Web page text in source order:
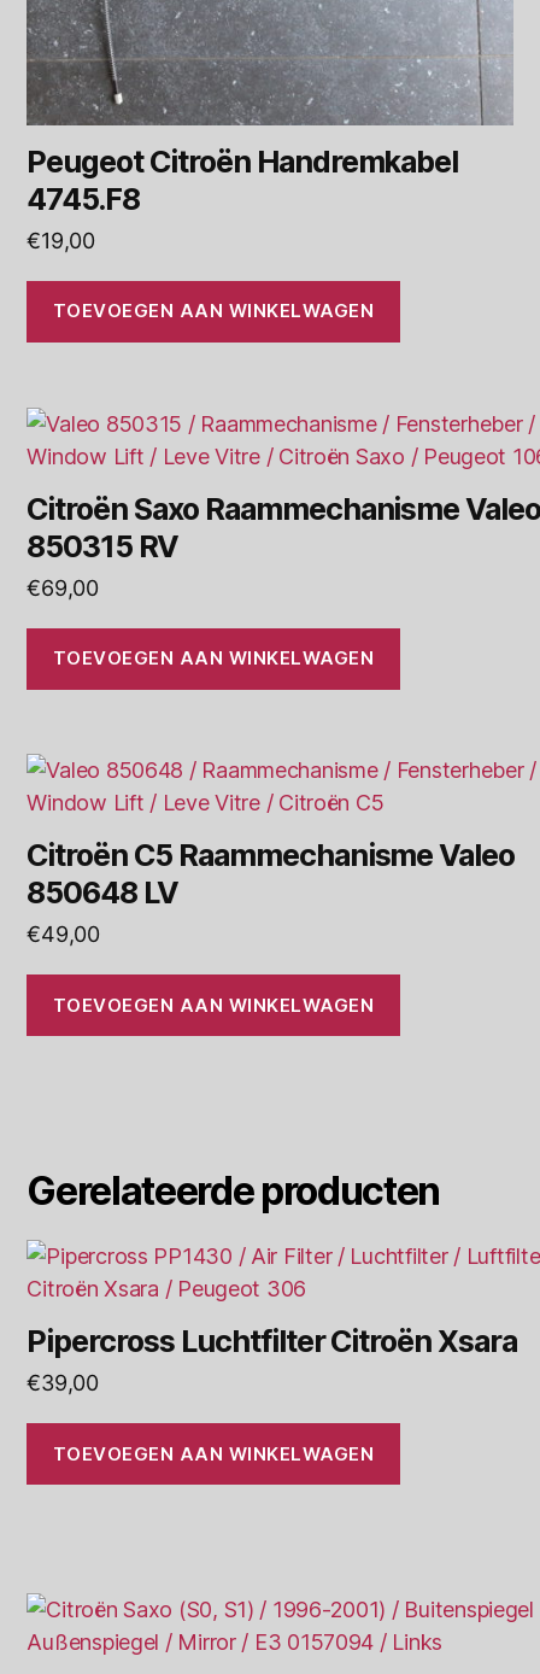
Peugeot Citroën Handremkabel
4745.F8
€19,00
TOEVOEGEN AAN WINKELWAGEN
Citroën Saxo Raammechanisme
850315 RV
€69,00
TOEVOEGEN AAN WINKELWAGEN
Citroën C5 Raammechanisme Valeo
850648 LV
€49,00
TOEVOEGEN AAN WINKELWAGEN
Gerelateerde producten
Pipercross Luchtfilter Citroën Xsara
€39,00
TOEVOEGEN AAN WINKELWAGEN